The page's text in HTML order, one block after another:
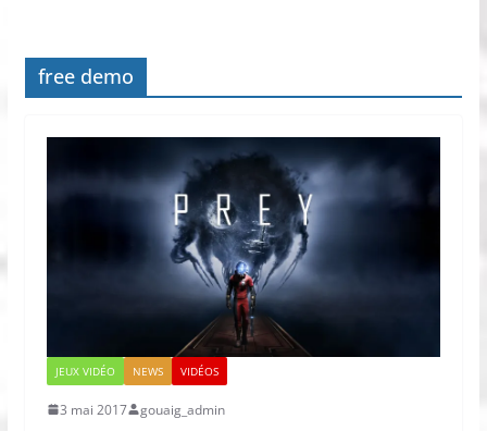
free demo
JEUX VIDÉO NEWS VIDÉOS
3 mai 2017 gouaig_admin